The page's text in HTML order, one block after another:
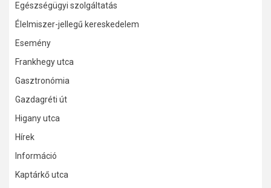
Egészségügyi szolgáltatás
Élelmiszer-jellegű kereskedelem
Esemény
Frankhegy utca
Gasztronómia
Gazdagréti út
Higany utca
Hírek
Információ
Kaptárkő utca